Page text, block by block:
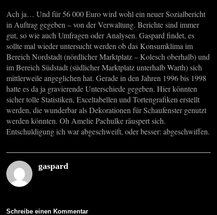
Ach ja… Und für 56 000 Euro wird wohl ein neuer Sozialbericht
in Auftrag gegeben – von der Verwaltung. Berichte sind immer
gut, so wie auch Umfragen oder Analysen. Gaspard findet, es
sollte mal wieder untersucht werden ob das Konsumklima im
Bereich Nordstadt (nördlicher Marktplatz – Kolesch oberhalb) und
im Bereich Südstadt (südlicher Marktplatz unterhalb Warth) sich
mittlerweile angeglichen hat. Gerade in den Jahren 1996 bis 1998
hatte es da ja gravierende Unterschiede gegeben. Hier könnten
sicher tolle Statistiken, Exceltabellen und Tortengrafiken erstellt
werden, die wunderbar als Dekorationen für Schaufenster genutzt
werden könnten. Oh Amelie Pachulke räuspert sich.
Entschuldigung ich war abgeschweift, oder besser: abgeschwiffen.
gaspard
Schreibe einen Kommentar